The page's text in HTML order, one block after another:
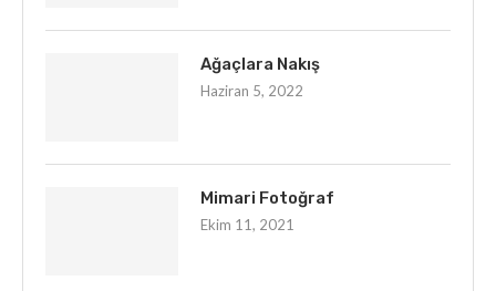
Ağaçlara Nakış
Haziran 5, 2022
Mimari Fotoğraf
Ekim 11, 2021